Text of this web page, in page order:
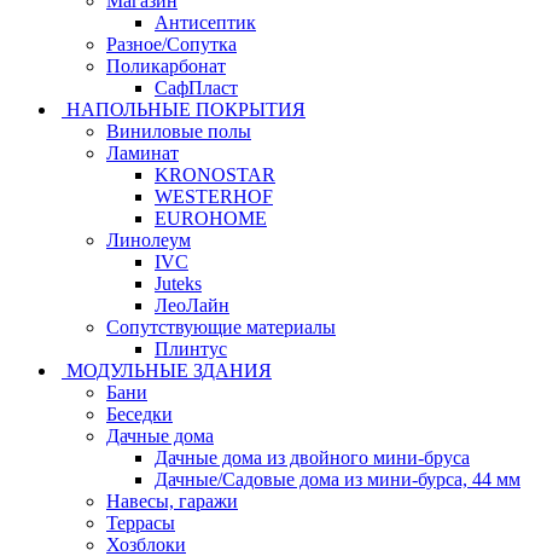
Антисептик
Разное/Сопутка
Поликарбонат
СафПласт
НАПОЛЬНЫЕ ПОКРЫТИЯ
Виниловые полы
Ламинат
KRONOSTAR
WESTERHOF
EUROHOME
Линолеум
IVC
Juteks
ЛеоЛайн
Сопутствующие материалы
Плинтус
МОДУЛЬНЫЕ ЗДАНИЯ
Бани
Беседки
Дачные дома
Дачные дома из двойного мини-бруса
Дачные/Садовые дома из мини-бурса, 44 мм
Навесы, гаражи
Террасы
Хозблоки